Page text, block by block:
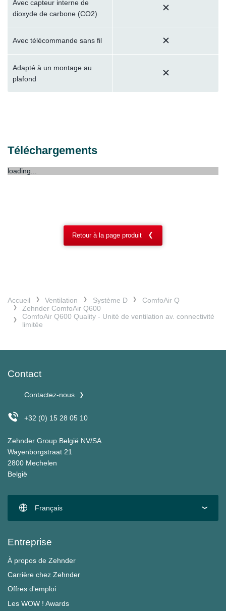
Avec capteur interne de
dioxyde de carbone (CO2)
Avec télécommande sans fil
Adapté à un montage au
plafond
Téléchargements
loading...
Retour à la page produit
Accueil Ventilation Système D
ComfoAir Q
Zehnder ComfoAir Q600
ComfoAir Q600 Quality - Unité de ventilation av. connectivité
limitée
Contact
Contactez-nous
+32 (0) 15 28 05 10
Zehnder Group België NV/SA
Wayenborgstraat 21
2800 Mechelen
België
Français
Entreprise
À propos de Zehnder
Carrière chez Zehnder
Offres d'emploi
Les WOW ! Awards